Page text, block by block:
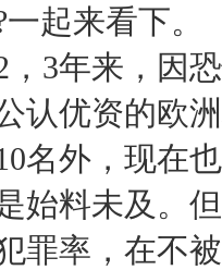
起来看下。
年来，因恐
认优资的欧
名外，现在
始料未及。
罪率，在不